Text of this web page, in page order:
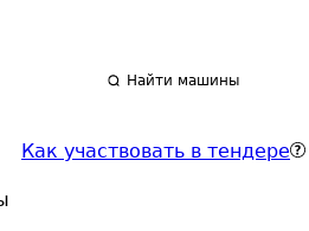
Найти машины
Как участвовать в тендере